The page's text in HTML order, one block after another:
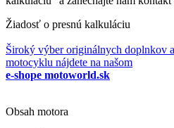
Žiadosť o presnú kalkuláciu
Široký výber originálnych doplnkov
motocyklu nájdete na našom
e-shope motoworld.sk
Obsah motora